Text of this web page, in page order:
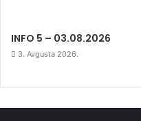
INFO 5 – 03.08.2026
3. Avgusta 2026.